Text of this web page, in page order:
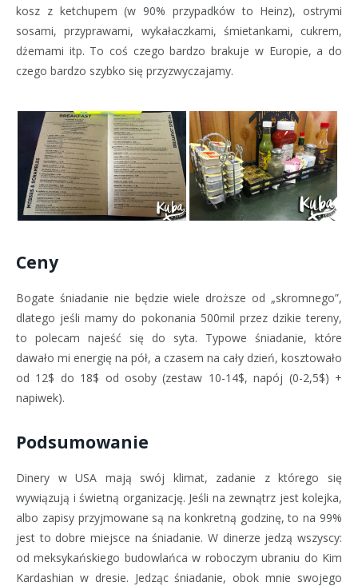
kosz z ketchupem (w 90% przypadków to Heinz), ostrymi
sosami, przyprawami, wykałaczkami, śmietankami, cukrem,
dżemami itp. To coś czego bardzo brakuje w Europie, a do
czego bardzo szybko się przyzwyczajamy.
Ceny
Bogate śniadanie nie będzie wiele droższe od „skromnego”,
dlatego jeśli mamy do pokonania 500mil przez dzikie tereny,
to polecam najeść się do syta. Typowe śniadanie, które
dawało mi energię na pół, a czasem na cały dzień, kosztowało
od 12$ do 18$ od osoby (zestaw 10-14$, napój (0-2,5$) +
napiwek).
Podsumowanie
Dinery w USA mają swój klimat, zadanie z którego się
wywiązują i świetną organizację. Jeśli na zewnątrz jest kolejka,
albo zapisy przyjmowane są na konkretną godzinę, to na 99%
jest to dobre miejsce na śniadanie. W dinerze jedzą wszyscy:
od meksykańskiego budowlańca w roboczym ubraniu do Kim
Kardashian w dresie. Jedząc śniadanie, obok mnie swojego